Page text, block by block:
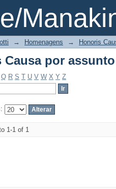
Causa por assunto
→ Homenagens → Honoris
Causa por assunto
Q R S T U V W X Y Z
1-1 of 1